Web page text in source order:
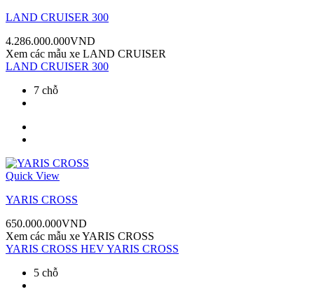
LAND CRUISER 300
4.286.000.000VND
Xem các mẫu xe LAND CRUISER
LAND CRUISER 300
7 chỗ
Quick View
YARIS CROSS
650.000.000VND
Xem các mẫu xeYARIS CROSS
YARIS CROSS HEVYARIS CROSS
5 chỗ